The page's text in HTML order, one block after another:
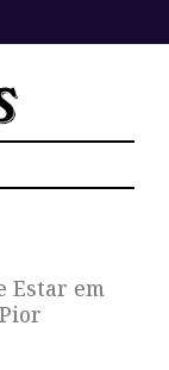
Estar em